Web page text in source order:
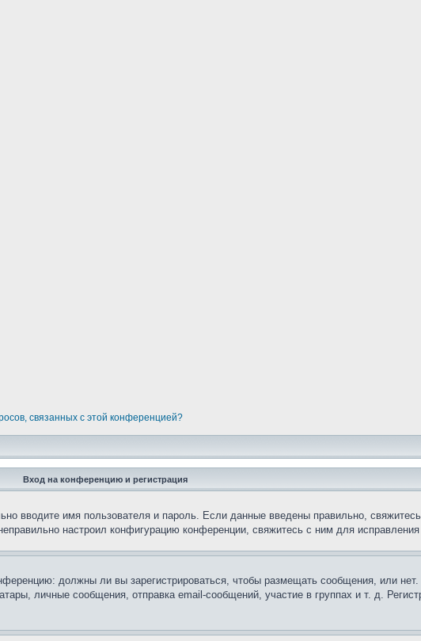
связанных с этой конференцией?
Вход на конференцию и регистрация
вводите имя пользователя и пароль. Если данные введены правильно,
настроил конфигурацию конференции, свяжитесь с ним для исправления
должны ли вы зарегистрироваться, чтобы размещать сообщения, или
личные сообщения, отправка email-сообщений, участие в группах и т. д.